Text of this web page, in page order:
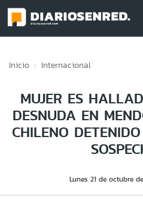
Inicio Internacional
MUJER ES
DESNUDA EN
CHILENO
Lunes 21 de octubre